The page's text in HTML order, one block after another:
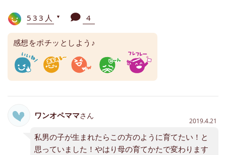
533人 ▼ 4
感想をポチッとしよう♪
ワンオペママさん
2019.4.21
私男の子が生まれたらこの方のように育てたい！と
思っていました！やはり母の育てかたで変わります